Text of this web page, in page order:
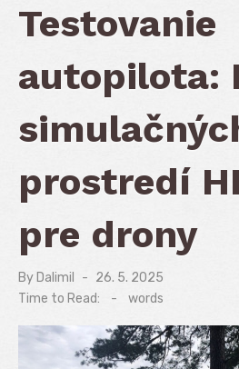
Testovanie
autopilota:
prostredí
pre drony
By Dalimil
Posted
on
26. 5. 2025
Time to Read:
- words